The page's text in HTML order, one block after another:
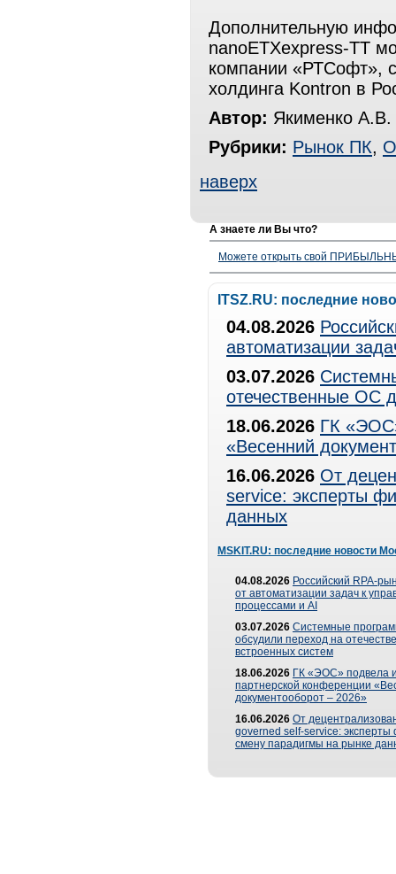
Дополнительную
nanoETXexpress-TT
компании «РТСофт»,
холдинга Kontron в
Автор: Якименко А.В.
Рубрики: Рынок ПК,
наверх
А знаете ли Вы что?
Можете открыть свой
ITSZ.RU: последние
04.08.2026
автоматизации
03.07.2026
отечественные ОС
18.06.2026 ГК
«Весенний
16.06.2026 От
service: эксперты
данных
MSKIT.RU: последние новости
04.08.2026 Российский RPA-
от автоматизации задач к
процессами и AI
03.07.2026 Системные
обсудили переход на
встроенных систем
18.06.2026 ГК «ЭОС» подвела
партнерской конференции
документооборот – 2026»
16.06.2026 От
governed self-service: эксперты
смену парадигмы на рынке